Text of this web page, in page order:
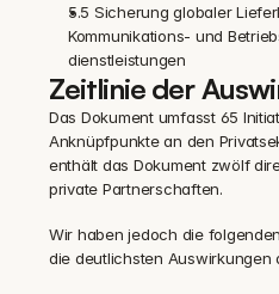
5.5 Sicherung globaler
Kommunikations- und
dienstleistungen‍
Zeitlinie der
Das Dokument umfasst 65
Anknüpfpunkte an den
enthält das Dokument zwölf
private Partnerschaften.
Wir haben jedoch die
die deutlichsten Auswirkungen